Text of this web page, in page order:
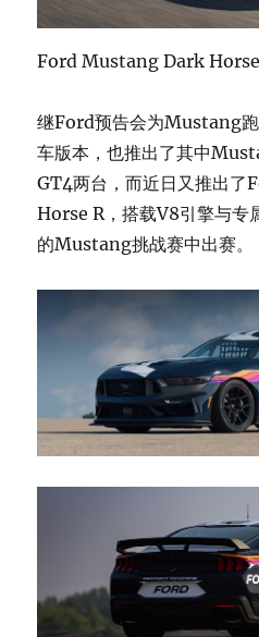
Ford Mustang Dark Horse
继Ford预告会为Mustang
车版本，也推出了其中
GT4两台，而近日又推出
Horse R，搭载V8引擎与专
的Mustang挑战赛中出赛。